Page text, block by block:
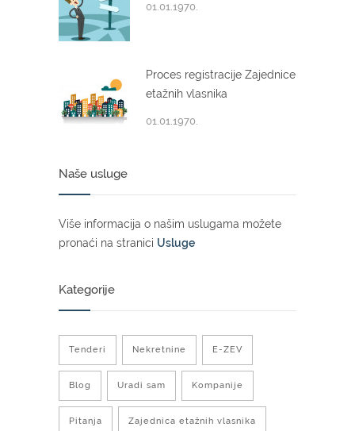
01.01.1970.
Proces registracije Zajednice
etažnih vlasnika
01.01.1970.
Naše usluge
Više informacija o našim uslugama možete
pronaći na stranici Usluge
Kategorije
Tenderi Nekretnine E-ZEV
Blog Uradi sam Kompanije
Pitanja Zajednica etažnih vlasnika